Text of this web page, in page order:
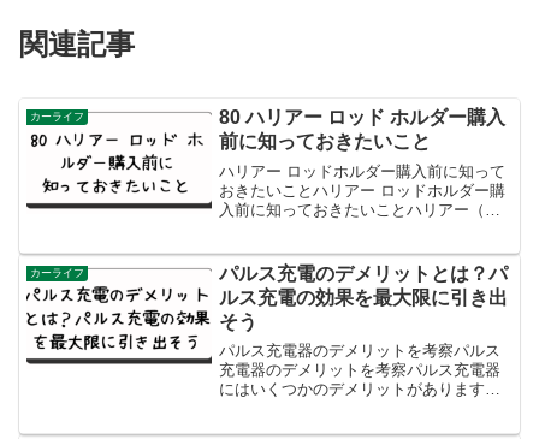
関連記事
カーライフ
80 ハリアー ロッド ホルダー購入
前に知っておきたいこと
ハリアー ロッドホルダー購入前に知って
おきたいことハリアー ロッドホルダー購
入前に知っておきたいことハリアー（ト
て、ロッドホルダーは重要なアイテムで
す。以下に、ハリア...
カーライフ
パルス充電のデメリットとは？パ
ルス充電の効果を最大限に引き出
そう
パルス充電器のデメリットを考察パルス
充電器のデメリットを考察パルス充電器
にはいくつかのデメリットがあります。